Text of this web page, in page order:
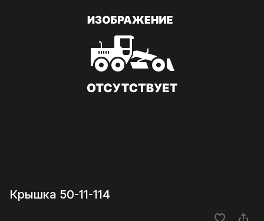
Крышка 50-11-114